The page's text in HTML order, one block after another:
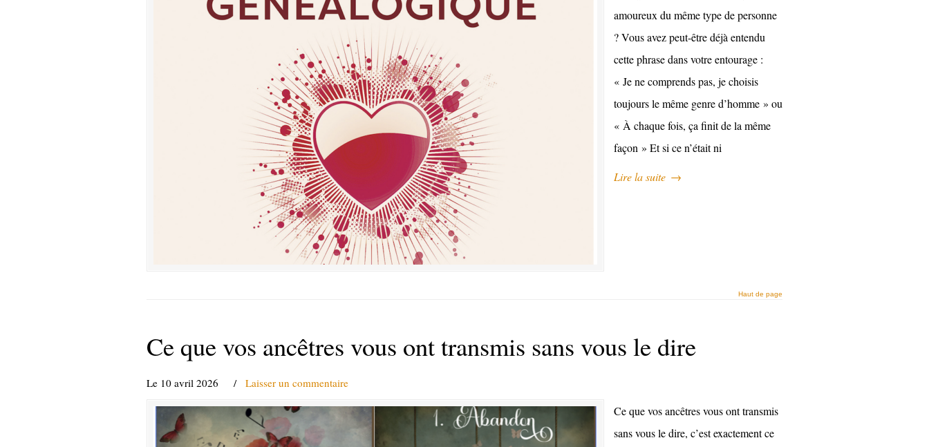
amoureux du même type de personne
? Vous avez peut-être déjà entendu
cette phrase dans votre entourage :
« Je ne comprends pas, je choisis
toujours le même genre d’homme » ou
« À chaque fois, ça finit de la même
façon » Et si ce n’était ni
Lire la suite →
Haut de page
Ce que vos ancêtres vous ont transmis sans vous le dire
Le 10 avril 2026 / Laisser un commentaire
Ce que vos ancêtres vous ont transmis
sans vous le dire, c’est exactement ce